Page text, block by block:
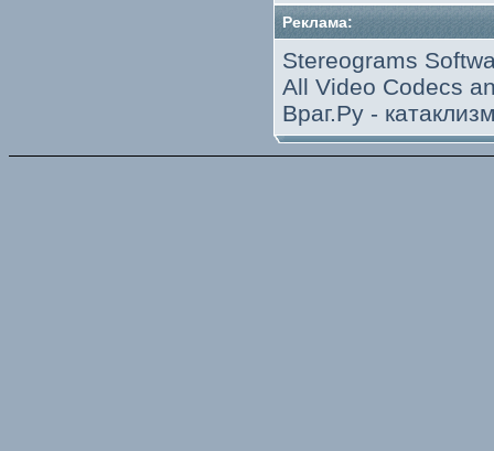
Реклама:
Stereograms
All Video Codecs
Враг.Ру -